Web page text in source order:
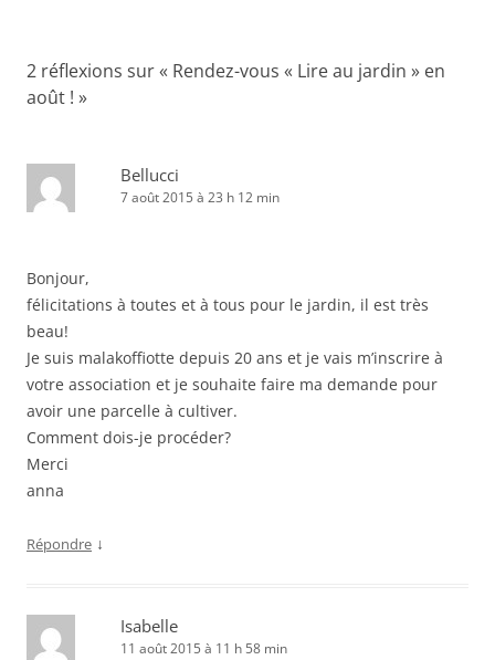
2 réflexions sur « Rendez-vous « Lire au jardin » en
août ! »
Bellucci
7 août 2015 à 23 h 12 min
Bonjour,
félicitations à toutes et à tous pour le jardin, il est très
beau!
Je suis malakoffiotte depuis 20 ans et je vais m’inscrire à
votre association et je souhaite faire ma demande pour
avoir une parcelle à cultiver.
Comment dois-je procéder?
Merci
anna
Répondre ↓
Isabelle
11 août 2015 à 11 h 58 min